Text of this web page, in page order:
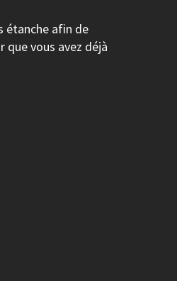
étanche afin de
que vous avez déjà